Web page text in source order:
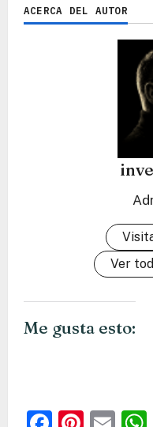
ACERCA DEL AUTOR
Ver
Me gusta esto: